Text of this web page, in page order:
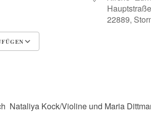
22889,
Nataliya Kock/Violine und Maria